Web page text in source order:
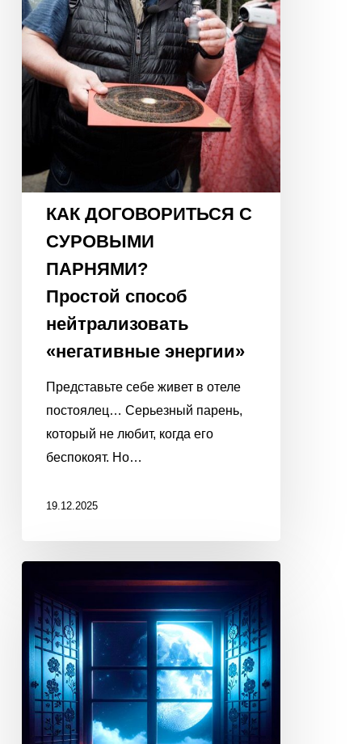
нейтрализовать
«негативные
энергии»
КАК ДОГОВОРИТЬСЯ С
СУРОВЫМИ
ПАРНЯМИ?
Простой способ
нейтрализовать
«негативные энергии»
Представьте себе живет в отеле
постоялец… Серьезный парень,
который не любит, когда его
беспокоят. Но…
19.12.2025
ЛУНУ
ИСПОЛНИТЬ
ВАШУ
МЕЧТУ!
21
декабря
2025